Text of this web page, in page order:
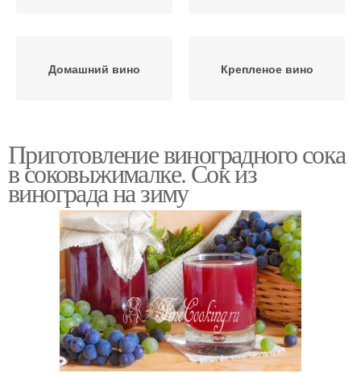
Домашний вино Крепленое вино
Приготовление виноградного сока
в соковыжималке. Сок из
винограда на зиму